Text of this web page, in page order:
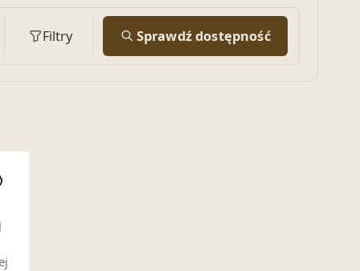
Filtry Sprawdź dostępność